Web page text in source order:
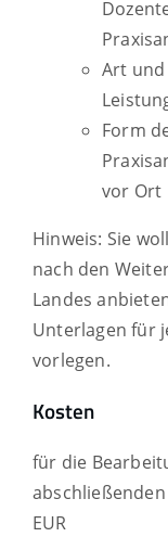
Art
Form
vor Ort
Hinweis: Sie
nach den
Landes
Unterlagen für
vorlegen.
Kosten
für die
abschließenden
EUR